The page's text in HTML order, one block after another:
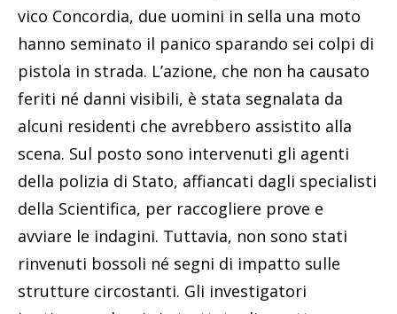
vico Concordia, due uomini in sella una moto
hanno seminato il panico sparando sei colpi di
pistola in strada. L’azione, che non ha causato
feriti né danni visibili, è stata segnalata da
alcuni residenti che avrebbero assistito alla
scena. Sul posto sono intervenuti gli agenti
della polizia di Stato, affiancati dagli specialisti
della Scientifica, per raccogliere prove e
avviare le indagini. Tuttavia, non sono stati
rinvenuti bossoli né segni di impatto sulle
strutture circostanti. Gli investigatori